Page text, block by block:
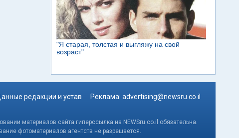
редакции и устав Реклама: advertising@newsru.co.il
материалов сайта гиперссылка на NEWSru.co.il обязательна.
фотоматериалов агентств не разрешается.